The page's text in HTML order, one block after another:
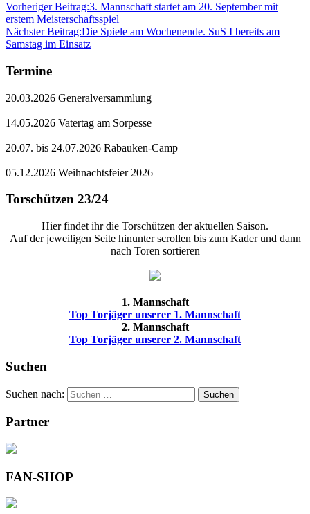
Vorheriger Beitrag:3. Mannschaft startet am 20. September mit
erstem Meisterschaftsspiel
Nächster Beitrag:Die Spiele am Wochenende. SuS I bereits am
Samstag im Einsatz
Termine
20.03.2026 Generalversammlung
14.05.2026 Vatertag am Sorpesse
20.07. bis 24.07.2026 Rabauken-Camp
05.12.2026 Weihnachtsfeier 2026
Torschützen 23/24
Hier findet ihr die Torschützen der aktuellen Saison.
Auf der jeweiligen Seite hinunter scrollen bis zum Kader und dann
nach Toren sortieren
1. Mannschaft
Top Torjäger unserer 1. Mannschaft
2. Mannschaft
Top Torjäger unserer 2. Mannschaft
Suchen
Suchen nach: Suchen
Partner
FAN-SHOP